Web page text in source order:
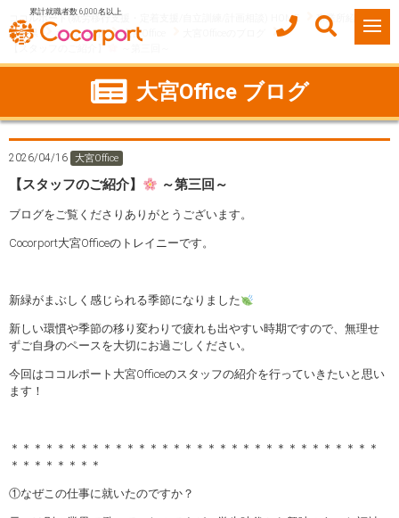
累計就職者数 6,000名以上
ココルポート(就労移行支援・定着支援/自立訓練/計画相談) HOME
事業所紹介
埼玉県
さいたま市 大宮Office
【スタッフのご紹介】
大宮Office ブログ
2026/04/16 大宮Office
【スタッフのご紹介】 ～第三回～
ブログをご覧くださりありがとうございます。
Cocorport大宮Officeのトレイニーです。
新緑がまぶしく感じられる季節になりました
新しい環慣や季節の移り変わりで疲れも出やすい時期ですので、無理せ
ずご自身のペースを大切にお過ごしください。
今回はココルポート大宮Officeのスタッフの紹介を行っていきたいと思い
ます！
＊＊＊＊＊＊＊＊＊＊＊＊＊＊＊＊＊＊＊＊＊＊＊＊＊＊＊＊＊＊＊＊
＊＊＊＊＊＊＊＊
①なぜこの仕事に就いたのですか？